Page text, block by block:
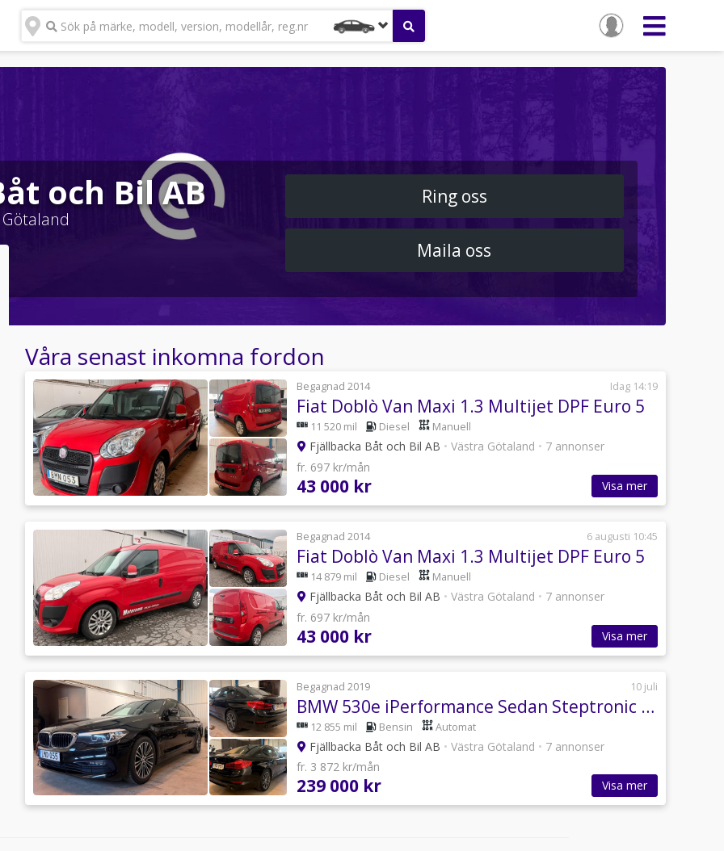
Sök på märke, modell, version, modellår, reg.nr
och Bil AB Ring oss
Maila oss
Våra senast inkomna fordon
Begagnad 2014 Idag 14:19
Fiat Doblò Van Maxi 1.3 Multijet DPF Euro 5
11 520 mil Diesel Manuell
Fjällbacka Båt och Bil AB • Västra Götaland • 7 annonser
fr. 697 kr/mån
43 000 kr Visa mer
Begagnad 2014 6 augusti 10:45
Fiat Doblò Van Maxi 1.3 Multijet DPF Euro 5
14 879 mil Diesel Manuell
Fjällbacka Båt och Bil AB • Västra Götaland • 7 annonser
fr. 697 kr/mån
43 000 kr Visa mer
Begagnad 2019 10 juli
BMW 530e iPerformance Sedan Steptronic Sport line , 360´, 18"
12 855 mil Bensin Automat
Fjällbacka Båt och Bil AB • Västra Götaland • 7 annonser
fr. 3 872 kr/mån
239 000 kr Visa mer